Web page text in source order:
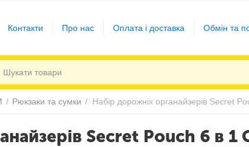
Контакти Про нас Оплата і доставка Обмін та
/ Рюкзаки та сумки /
Secret Pouch 6 в 1